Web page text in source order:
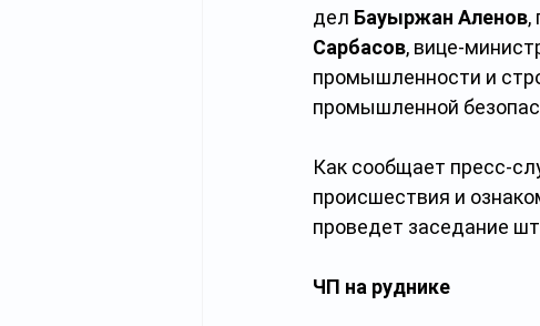
дел Бауыржан Аленов,
Сарбасов, вице-
промышленности и
промышленной
Как сообщает пресс-
происшествия и
проведет заседание
ЧП на руднике